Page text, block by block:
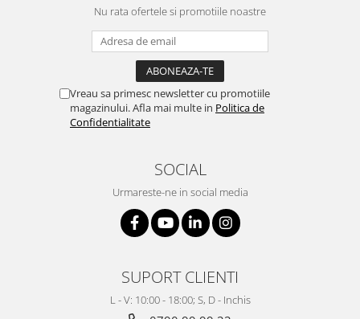
Nu rata ofertele si promotiile noastre
Vreau sa primesc newsletter cu promotiile
magazinului. Afla mai multe in Politica de
Confidentialitate
SOCIAL
Urmareste-ne in social media
SUPORT CLIENTI
L - V: 10:00 - 18:00; S, D - Inchis